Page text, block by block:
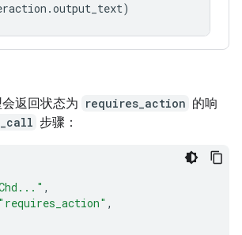
.output_text)
返回状态为 requires_action 的响
步骤：
,
"requires_action" ,